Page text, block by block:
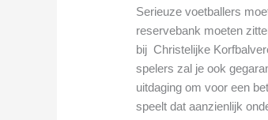
Serieuze voetballers
reservebank moeten
bij Christelijke
spelers zal je ook
uitdaging om voor een
speelt dat aanzienlijk